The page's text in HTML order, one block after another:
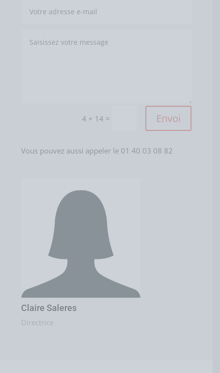
4 + 14 = Envoi
Vous pouvez aussi appeler le 01 40 03 08 82
Claire Saleres
Directrice